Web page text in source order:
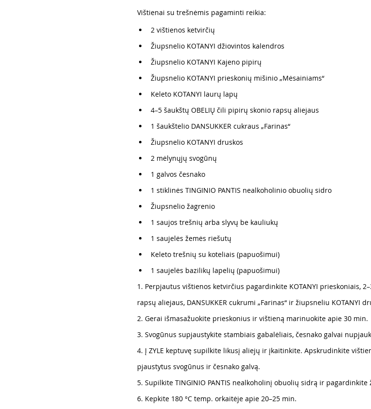
Vištienai su trešnėmis pagaminti reikia:
2 vištienos ketvirčių
Žiupsnelio KOTANYI džiovintos kalendros
Žiupsnelio KOTANYI Kajeno pipirų
Žiupsnelio KOTANYI prieskonių mišinio „Mėsainiams“
Keleto KOTANYI laurų lapų
4–5 šaukštų OBELIŲ čili pipirų skonio rapsų aliejaus
1 šaukštelio DANSUKKER cukraus „Farinas“
Žiupsnelio KOTANYI druskos
2 mėlynųjų svogūnų
1 galvos česnako
1 stiklinės TINGINIO PANTIS nealkoholinio obuolių sidro
Žiupsnelio žagrenio
1 saujos trešnių arba slyvų be kauliukų
1 saujelės žemės riešutų
Keleto trešnių su koteliais (papuošimui)
1 saujelės bazilikų lapelių (papuošimui)
1. Perpjautus vištienos ketvirčius pagardinkite KOTANYI prieskoniais,
rapsų aliejaus, DANSUKKER cukrumi „Farinas“ ir žiupsneliu KOTANYI
2. Gerai išmasažuokite prieskonius ir vištieną marinuokite apie 30 min.
3. Svogūnus supjaustykite stambiais gabalėliais, česnako galvai
4. Į ZYLE keptuvę supilkite likusį aliejų ir įkaitinkite. Apskrudinkite
pjaustytus svogūnus ir česnako galvą.
5. Supilkite TINGINIO PANTIS nealkoholinį obuolių sidrą ir pagardinkite
6. Kepkite 180 °C temp. orkaitėje apie 20–25 min.